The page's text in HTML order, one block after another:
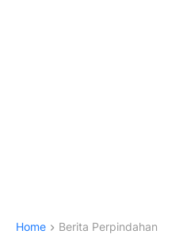
Home Berita Perpindahan